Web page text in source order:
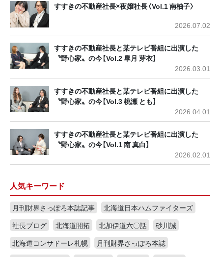
すすきの不動産社長×夜嬢社長〈Vol.1 南柚子〉
2026.07.02
すすきの不動産社長と某テレビ番組に出演した
〝野心家〟の今【Vol.2 皐月 芽衣】
2026.03.01
すすきの不動産社長と某テレビ番組に出演した
〝野心家〟の今【Vol.3 桃瀬 とも】
2026.04.01
すすきの不動産社長と某テレビ番組に出演した
〝野心家〟の今【Vol.1 南 真白】
2026.02.01
人気キーワード
月刊財界さっぽろ本誌記事
北海道日本ハムファイターズ
社長ブログ
北海道開拓 北加伊道六〇話
砂川誠
北海道コンサドーレ札幌
月刊財界さっぽろ本誌